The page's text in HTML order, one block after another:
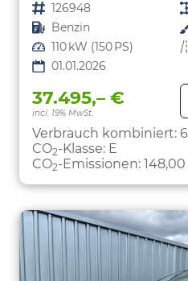
Fahrzeugnr. 126948
Kraftstoff Benzin
Leistung 110 kW (150 PS)
01.01.2026
37.495,– €
incl. 19% MwSt.
Verbrauch kombiniert:
CO2-Klasse: E
CO2-Emissionen: